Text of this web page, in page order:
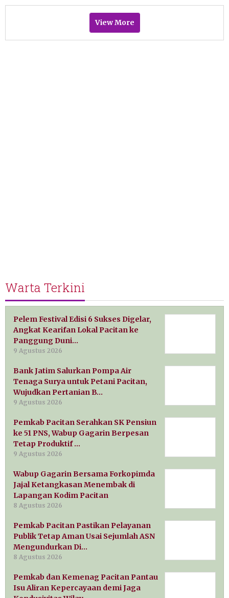
View More
Warta Terkini
Pelem Festival Edisi 6 Sukses Digelar,
Angkat Kearifan Lokal Pacitan ke
Panggung Duni…
9 Agustus 2026
Bank Jatim Salurkan Pompa Air
Tenaga Surya untuk Petani Pacitan,
Wujudkan Pertanian B…
9 Agustus 2026
Pemkab Pacitan Serahkan SK Pensiun
ke 51 PNS, Wabup Gagarin Berpesan
Tetap Produktif …
9 Agustus 2026
Wabup Gagarin Bersama Forkopimda
Jajal Ketangkasan Menembak di
Lapangan Kodim Pacitan
8 Agustus 2026
Pemkab Pacitan Pastikan Pelayanan
Publik Tetap Aman Usai Sejumlah ASN
Mengundurkan Di…
8 Agustus 2026
Pemkab dan Kemenag Pacitan Pantau
Isu Aliran Kepercayaan demi Jaga